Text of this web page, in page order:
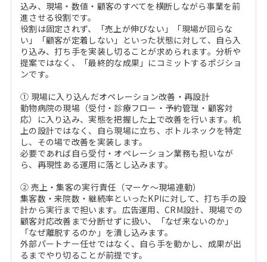
込み、現場・数値・顧客のすべてを横断しながら事業を前
進させる役割です。
役割は固定されず、「売上が伸びない」「現場が回らな
い」「顧客が定着しない」といった状態に対して、自ら入
り込み、打ち手を実装し切ることが求められます。分析や
提案ではなく、「最終的な成果」にコミットするポジショ
ンです。
① 現場に入り込んだオペレーション改善・再設計
動物病院の現場（受付・診療フロー・予約管理・顧客対
応）に入り込み、実態を把握した上で改善を行います。机
上の設計ではなく、自ら現場に立ち、ボトルネックを特定
し、その場で改善を実装します。
必要であれば自ら受付・オペレーション業務も担いなが
ら、再現性ある運用に落とし込みます。
② 売上・集客の実行責任（マーケ〜現場連動）
集客数・来院数・継続率といったKPIに対して、打ち手の設
計から実行まで担います。広告運用、CRM設計、現場での
顧客対応改善まで分断せずに扱い、「なぜ来ないのか」
「なぜ離脱するのか」を潰し込みます。
外部パートナー任せではなく、自ら手を動かし、成果が出
るまでやり切ることが前提です。